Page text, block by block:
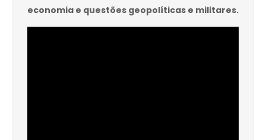
economia e questões geopolíticas e militares.